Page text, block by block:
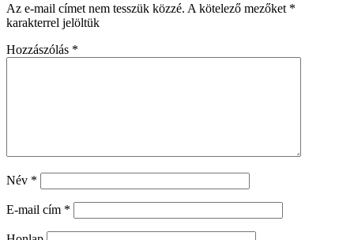
Az e-mail címet nem tesszük közzé. A kötelező mezőket *
karakterrel jelöltük
Hozzászólás *
Név *
E-mail cím *